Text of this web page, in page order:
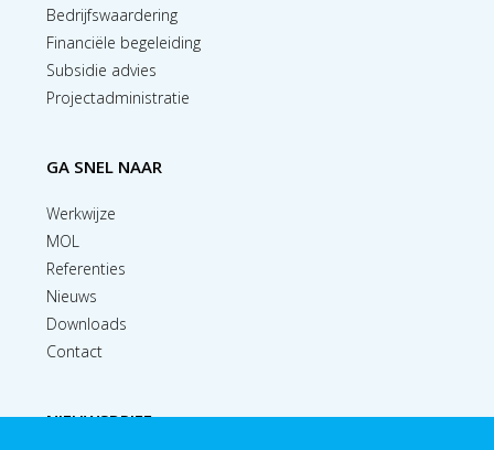
Bedrijfswaardering
Financiële begeleiding
Subsidie advies
Projectadministratie
GA SNEL NAAR
Werkwijze
MOL
Referenties
Nieuws
Downloads
Contact
NIEUWSBRIEF